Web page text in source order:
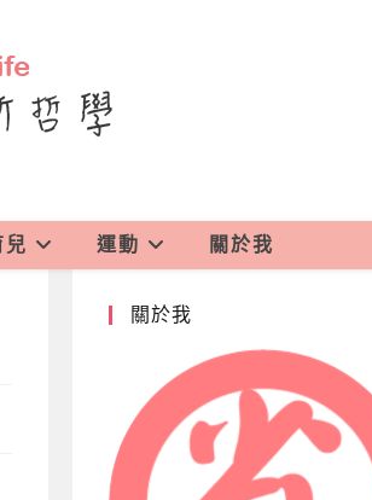
運動 關於我
關於我